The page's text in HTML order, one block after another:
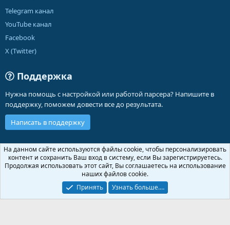
Telegram канал
YouTube канал
Facebook
X (Twitter)
Поддержка
Нужна помощь с настройкой или работой парсера? Напишите в
поддержку, поможем довести все до результата.
Написать в поддержку
Russian (RU)
Обратная связь
Условия и правила
Политика конфиденциальности
Помощь
Community platform by XenForo ® © 2010-2026 XenForo Ltd.
На данном сайте используются файлы cookie, чтобы персонализировать
контент и сохранить Ваш вход в систему, если Вы зарегистрируетесь.
Продолжая использовать этот сайт, Вы соглашаетесь на использование
наших файлов cookie.
Принять
Узнать больше.…